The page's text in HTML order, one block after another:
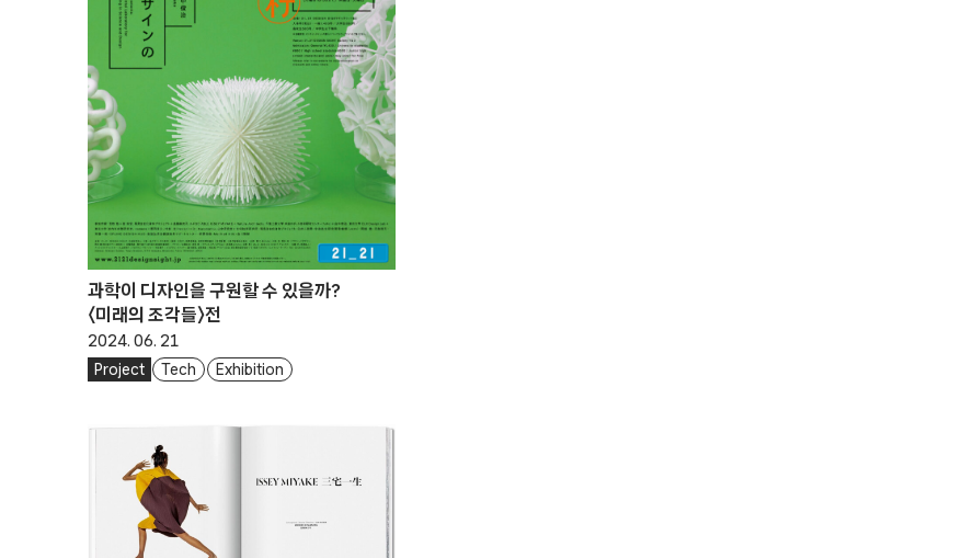
과학이 디자인을 구원할 수 있을까?
〈미래의 조각들〉전
2024. 06. 21
Project Tech Exhibition